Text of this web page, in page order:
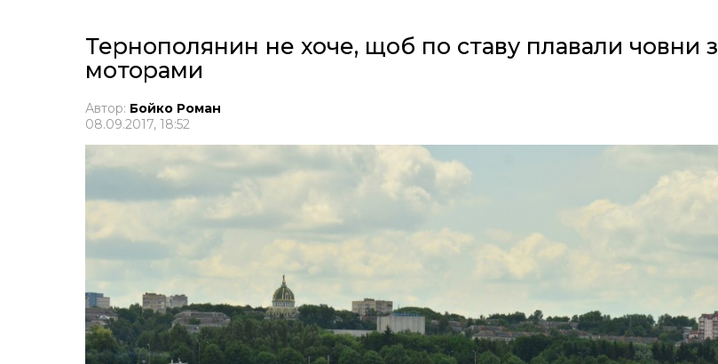
Тернополянин не хоче, щоб по ставу плавали човни з
моторами
Автор: Бойко Роман
08.09.2017, 18:52